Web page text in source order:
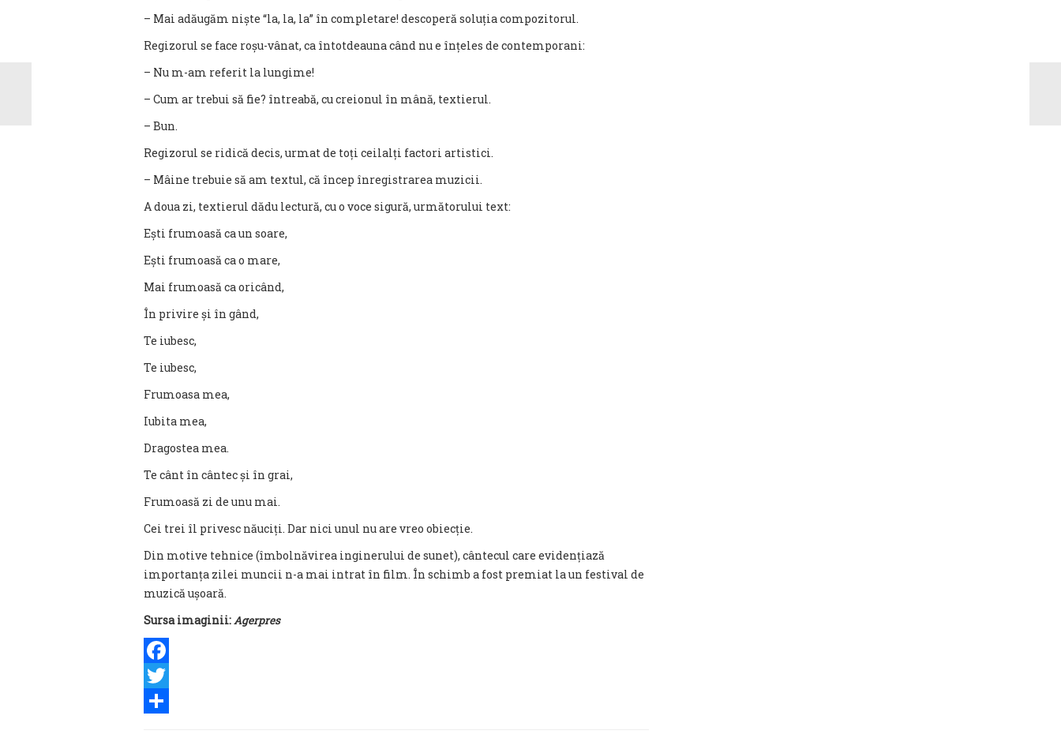
– Mai adăugăm niște “la, la, la” în completare! descoperă soluția compozitorul.
Regizorul se face roșu-vânat, ca întotdeauna când nu e înțeles de contemporani:
– Nu m-am referit la lungime!
– Cum ar trebui să fie? întreabă, cu creionul în mână, textierul.
– Bun.
Regizorul se ridică decis, urmat de toți ceilalți factori artistici.
– Mâine trebuie să am textul, că încep înregistrarea muzicii.
A doua zi, textierul dădu lectură, cu o voce sigură, următorului text:
Ești frumoasă ca un soare,
Ești frumoasă ca o mare,
Mai frumoasă ca oricând,
În privire și în gând,
Te iubesc,
Te iubesc,
Frumoasa mea,
Iubita mea,
Dragostea mea.
Te cânt în cântec și în grai,
Frumoasă zi de unu mai.
Cei trei îl privesc năuciți. Dar nici unul nu are vreo obiecție.
Din motive tehnice (îmbolnăvirea inginerului de sunet), cântecul care evidențiază
importanța zilei muncii n-a mai intrat în film. În schimb a fost premiat la un festival de
muzică ușoară.
Sursa imaginii:Agerpres
Facebook
Twitter